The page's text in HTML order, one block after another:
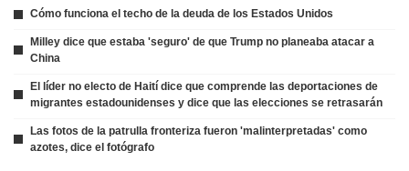
Cómo funciona el techo de la deuda de los Estados Unidos
Milley dice que estaba 'seguro' de que Trump no planeaba atacar a
China
El líder no electo de Haití dice que comprende las deportaciones de
migrantes estadounidenses y dice que las elecciones se retrasarán
Las fotos de la patrulla fronteriza fueron 'malinterpretadas' como
azotes, dice el fotógrafo